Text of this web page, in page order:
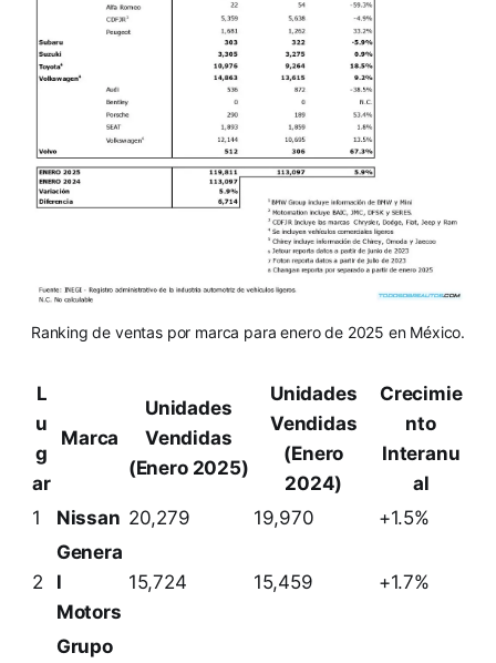
Ranking de ventas por marca para enero de 2025 en México.
L
u
g
ar
Marca
Unidades
Vendidas
(Enero 2025)
Unidades
Vendidas
(Enero
2024)
Crecimie
nto
Interanu
al
1
Nissan 20,279 19,970 +1.5%
2
Genera
l
Motors
15,724 15,459 +1.7%
Grupo